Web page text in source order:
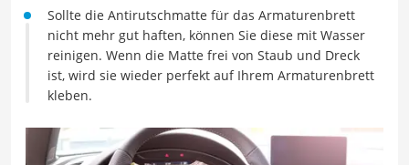
Sollte die Antirutschmatte für das Armaturenbrett
nicht mehr gut haften, können Sie diese mit Wasser
reinigen. Wenn die Matte frei von Staub und Dreck
ist, wird sie wieder perfekt auf Ihrem Armaturenbrett
kleben.